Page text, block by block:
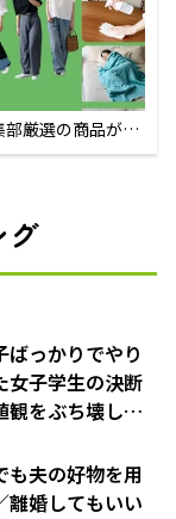
厳選の商品が買
グ
っかりでやり
女子学生の決断
観をぶち壊した
も夫の好物を用
離婚してもいい